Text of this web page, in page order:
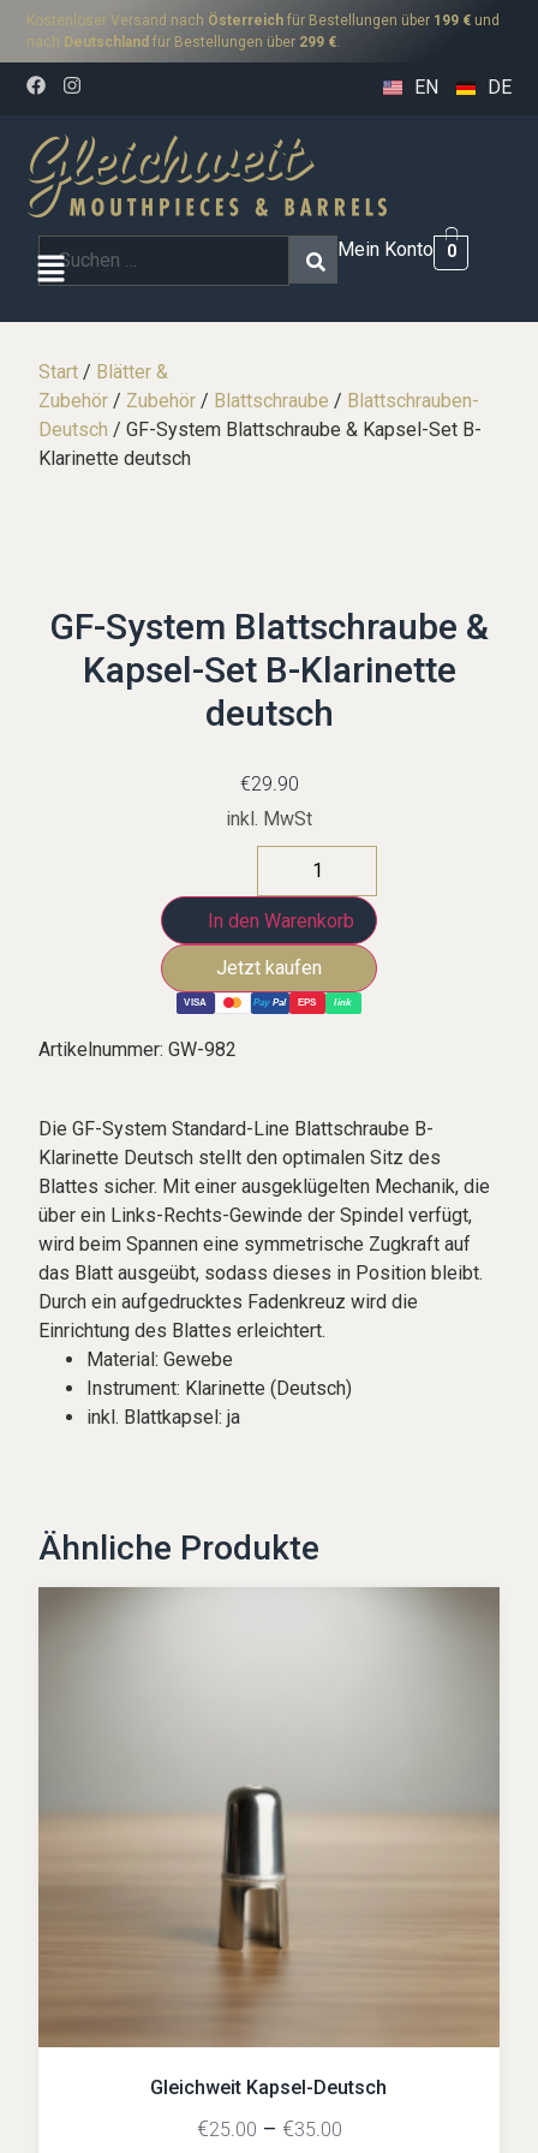
Kostenloser Versand nach Österreich für Bestellungen über 199 € und
nach Deutschland für Bestellungen über 299 €.
EN DE
Mein Konto 0
Start / Blätter &
Zubehör / Zubehör / Blattschraube / Blattschrauben-
Deutsch / GF-System Blattschraube & Kapsel-Set B-
Klarinette deutsch
GF-System Blattschraube &
Kapsel-Set B-Klarinette
deutsch
€29.90
inkl. MwSt
In den Warenkorb
VISA Pay Pal EPS link
Artikelnummer:GW-982
Die GF-System Standard-Line Blattschraube B-
Klarinette Deutsch stellt den optimalen Sitz des
Blattes sicher. Mit einer ausgeklügelten Mechanik, die
über ein Links-Rechts-Gewinde der Spindel verfügt,
wird beim Spannen eine symmetrische Zugkraft auf
das Blatt ausgeübt, sodass dieses in Position bleibt.
Durch ein aufgedrucktes Fadenkreuz wird die
Einrichtung des Blattes erleichtert.
Material: Gewebe
Instrument: Klarinette (Deutsch)
inkl. Blattkapsel: ja
Ähnliche Produkte
Gleichweit Kapsel-Deutsch
€25.00 – €35.00